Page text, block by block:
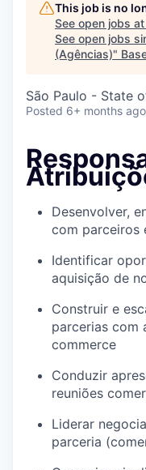
This job is no
See open jobs at
See open jobs
(Agências)"
São Paulo - State
Posted 6+ months ago
Desenvolver,
com parceiros
Identificar
aquisição de
Construir e
parcerias com
commerce
Conduzir
reuniões
Liderar
parceria